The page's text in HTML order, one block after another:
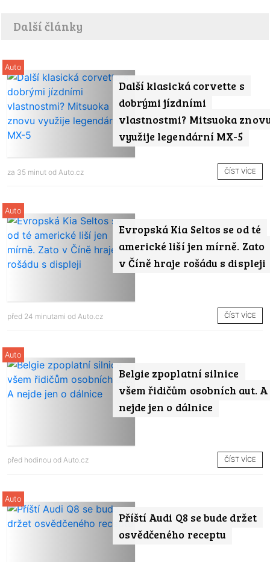
Další články
Další klasická corvette s
dobrými jízdními
vlastnostmi? Mitsuoka
využije legendární MX-5
Auto
za 35 minut od Auto.cz ČÍST VÍCE
Evropská Kia Seltos se od té
americké liší jen mírně. Zato
v Číně hraje rošádu s displeji
Auto
před 24 minutami od Auto.cz ČÍST VÍCE
Belgie zpoplatní silnice
všem řidičům osobních aut. A
nejde jen o dálnice
Auto
před hodinou od Auto.cz ČÍST VÍCE
Příští Audi Q8 se bude držet
osvědčeného receptu
Auto